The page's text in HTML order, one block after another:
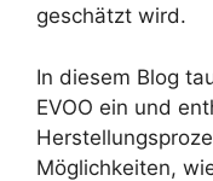
geschätzt wird.
In diesem Blog
EVOO ein und
Möglichkeiten,